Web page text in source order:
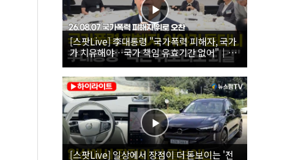
[스팟Live] 李대통령 "국가폭력 피해자, 국가
가 치유해야…국가 책임 유효기간 없어"｜
26.08.07 국가폭력 피해자 위로 오찬
[스팟Live] 일상에서 장점이 더 돋보이는 '전